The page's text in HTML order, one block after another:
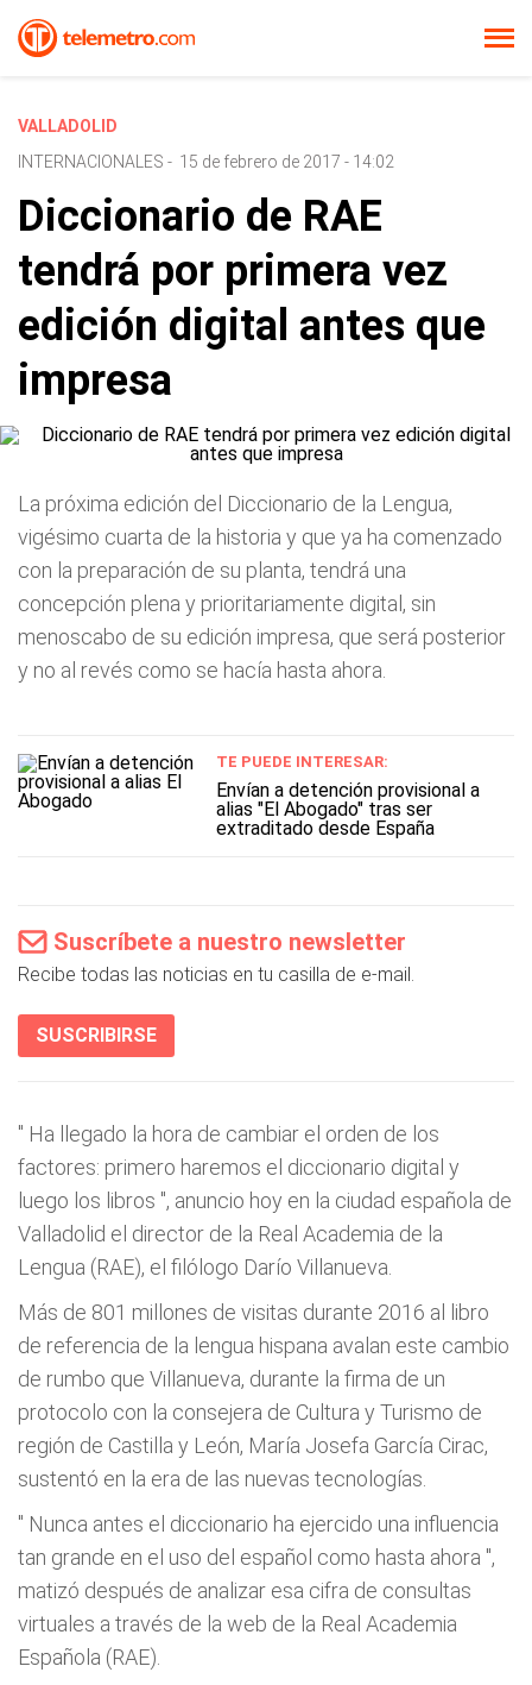
VALLADOLID
INTERNACIONALES - 15 de febrero de 2017 - 14:02
Diccionario de RAE
tendrá por primera vez
edición digital antes que
impresa
La próxima edición del Diccionario de la Lengua,
vigésimo cuarta de la historia y que ya ha comenzado
con la preparación de su planta, tendrá una
concepción plena y prioritariamente digital, sin
menoscabo de su edición impresa, que será posterior
y no al revés como se hacía hasta ahora.
TE PUEDE INTERESAR:
Envían a detención provisional a
alias "El Abogado" tras ser
extraditado desde España
Suscríbete a nuestro newsletter
Recibe todas las noticias en tu casilla de e-mail.
SUSCRIBIRSE
" Ha llegado la hora de cambiar el orden de los
factores: primero haremos el diccionario digital y
luego los libros ", anuncio hoy en la ciudad española de
Valladolid el director de la Real Academia de la
Lengua (RAE), el filólogo Darío Villanueva.
Más de 801 millones de visitas durante 2016 al libro
de referencia de la lengua hispana avalan este cambio
de rumbo que Villanueva, durante la firma de un
protocolo con la consejera de Cultura y Turismo de
región de Castilla y León, María Josefa García Cirac,
sustentó en la era de las nuevas tecnologías.
" Nunca antes el diccionario ha ejercido una influencia
tan grande en el uso del español como hasta ahora ",
matizó después de analizar esa cifra de consultas
virtuales a través de la web de la Real Academia
Española (RAE).